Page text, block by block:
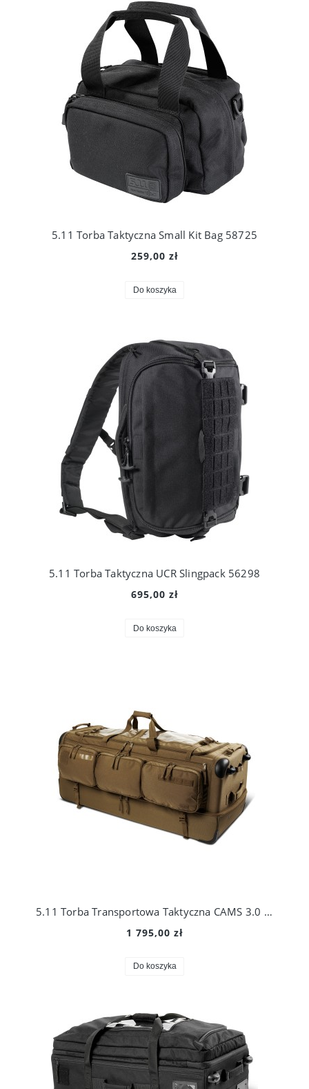
5.11 Torba Taktyczna Small Kit Bag 58725
259,00 zł
Do koszyka
5.11 Torba Taktyczna UCR Slingpack 56298
695,00 zł
Do koszyka
5.11 Torba Transportowa Taktyczna CAMS 3.0 56475
1 795,00 zł
Do koszyka